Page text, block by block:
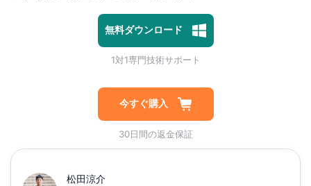
無料ダウンロード
プライバシー保護 | 100%安全
マルウェアなし | 広告なし
1対1専門技術サポート
プライバシー保護 | 100%安全
今すぐ購入
30日間の返金保証
松田涼介